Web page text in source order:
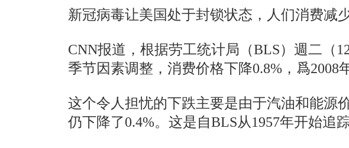
新冠病毒让美国处于封锁状态，人们消费减
CNN报道，根据劳工统计局（BLS）週二（
季节因素调整，消费价格下降0.8%，爲2008
这个令人担忧的下跌主要是由于汽油和能源
仍下降了0.4%。这是自BLS从1957年开始追